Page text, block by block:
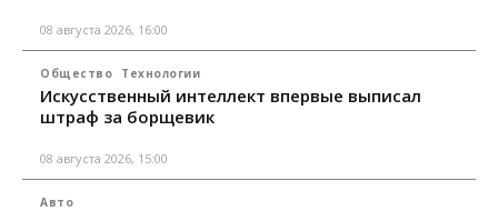
08 августа 2026, 16:00
Общество Технологии
Искусственный интеллект впервые выписал
штраф за борщевик
08 августа 2026, 15:00
Авто